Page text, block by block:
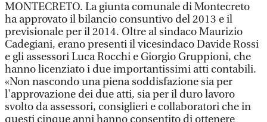
MONTECRETO. La giunta comunale di Montecreto
ha approvato il bilancio consuntivo del 2013 e il
previsionale per il 2014. Oltre al sindaco Maurizio
Cadegiani, erano presenti il vicesindaco Davide Rossi
e gli assessori Luca Rocchi e Giorgio Gruppioni, che
hanno licenziato i due importantissimi atti contabili.
«Non nascondo una piena soddisfazione sia per
l'approvazione dei due atti, sia per il duro lavoro
svolto da assessori, consiglieri e collaboratori che in
questi cinque anni hanno consentito di ottenere